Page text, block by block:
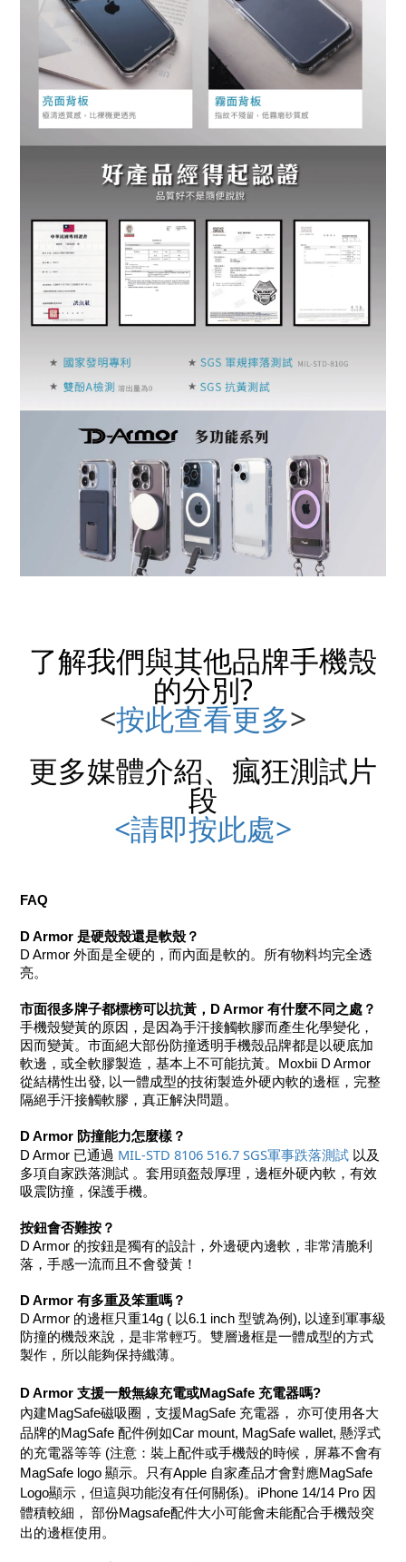
了解我們與其他品牌手機殼
的分別?
<按此查看更多>
更多媒體介紹、瘋狂測試片
段
<請即按此處>
FAQ
D Armor 是硬殼殼還是軟殼？
D Armor 外面是全硬的，而內面是軟的。所有物料均完全透
亮。
市面很多牌子都標榜可以抗黃，D Armor 有什麼不同之處？
手機殼變黃的原因，是因為手汗接觸軟膠而產生化學變化，
因而變黃。市面絕大部份防撞透明手機殼品牌都是以硬底加
軟邊，或全軟膠製造，基本上不可能抗黃。Moxbii D Armor
從結構性出發, 以一體成型的技術製造外硬內軟的邊框，完整
隔絕手汗接觸軟膠，真正解決問題。
D Armor 防撞能力怎麼樣？
D Armor 已通過 ​MIL-STD 8106 516.7 SGS軍事跌落測試 以及
多項自家跌落測試 。套用頭盔殼厚理，邊框外硬內軟，有效
吸震防撞，保護手機。
按鈕會否難按？
D Armor 的按鈕是獨有的設計，外邊硬內邊軟，非常清脆利
落，手感一流而且不會發黃！
D Armor 有多重及笨重嗎？
D Armor 的邊框只重14g ( 以6.1 inch 型號為例), 以達到軍事級
防撞的機殼來說，是非常輕巧。雙層邊框是一體成型的方式
製作，所以能夠保持纖薄。
D Armor 支援一般無線充電或MagSafe 充電器嗎?
內建MagSafe磁吸圈，支援MagSafe 充電器， 亦可使用各大
品牌的MagSafe 配件例如Car mount, MagSafe wallet, 懸浮式
的充電器等等 (注意：裝上配件或手機殼的時候，屏幕不會有
MagSafe logo 顯示。只有Apple 自家產品才會對應MagSafe
Logo顯示，但這與功能沒有任何關係)。iPhone 14/14 Pro 因
體積較細， 部份Magsafe配件大小可能會未能配合手機殼突
出的邊框使用。